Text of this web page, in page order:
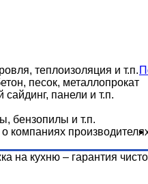
теплоизоляция и т.п.
песок, металлопрокат
панели и т.п.
бензопилы и т.п.
компаниях
на кухню – гарантия